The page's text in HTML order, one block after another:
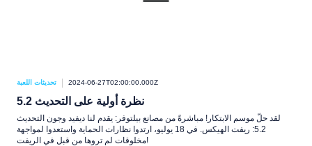
تحديثات اللعبة 2024-06-27T02:00:00.000Z
نظرة أولية على التحديث 5.2
لقد حلّ موسم الابتكار! مباشرةً من مصانع بيلتوفر: يقدم لنا ديفيد وجون التحديث
5.2: ريفت الهيكس. في 18 يوليو، ارتدوا نظارات الحماية واستعدوا لمواجهة
مخلوقات لم تروها من قبل في الريفت!